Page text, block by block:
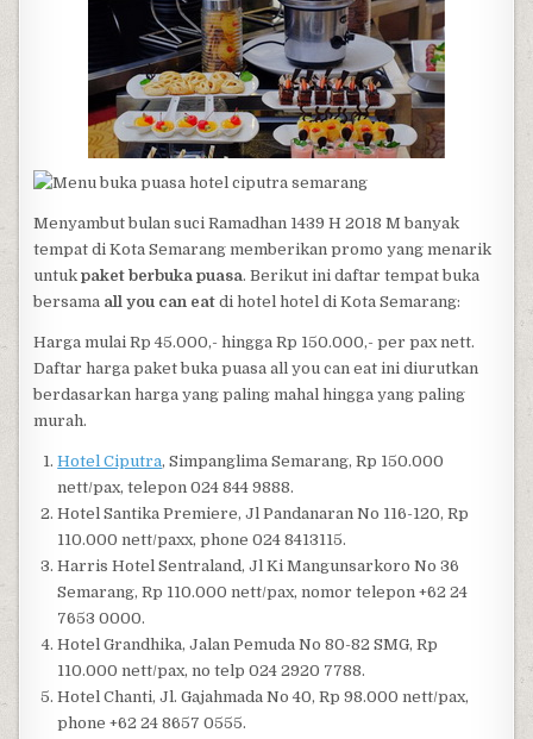
Menyambut bulan suci Ramadhan 1439 H 2018 M banyak
tempat di Kota Semarang memberikan promo yang menarik
untukpaket berbuka puasa. Berikut ini daftar tempat buka
bersama all you can eat di hotel hotel di Kota Semarang:
Harga mulai Rp 45.000,- hingga Rp 150.000,- per pax nett.
Daftar harga paket buka puasa all you can eat ini diurutkan
berdasarkan harga yang paling mahal hingga yang paling
murah.
Hotel Ciputra, Simpanglima Semarang, Rp 150.000
nett/pax, telepon 024 844 9888.
Hotel Santika Premiere, Jl Pandanaran No 116-120, Rp
110.000 nett/paxx, phone 024 8413115.
Harris Hotel Sentraland, Jl Ki Mangunsarkoro No 36
Semarang, Rp 110.000 nett/pax, nomor telepon +62 24
7653 0000.
Hotel Grandhika, Jalan Pemuda No 80-82 SMG, Rp
110.000 nett/pax, no telp 024 2920 7788.
Hotel Chanti, Jl. Gajahmada No 40, Rp 98.000 nett/pax,
phone +62 24 8657 0555.